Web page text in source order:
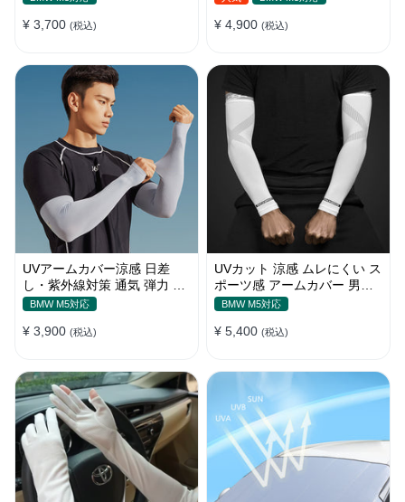
¥ 3,700 (税込) ¥ 4,900 (税込)
UVアームカバー涼感 日差
し・紫外線対策 通気 弾力 ス
ポーツ感 メンズ
BMW M5対応
¥ 3,900 (税込)
UVカット 涼感 ムレにくい ス
ポーツ感 アームカバー 男女
汎用 xs-xxl
BMW M5対応
¥ 5,400 (税込)